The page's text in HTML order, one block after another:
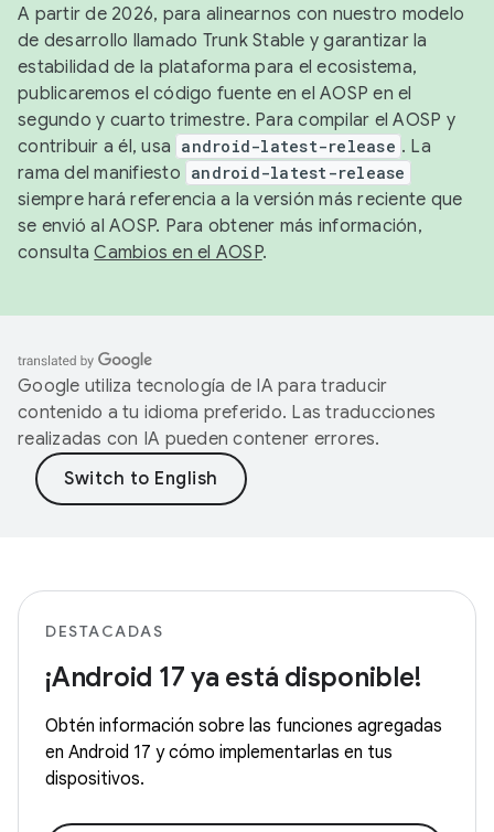
A partir de 2026, para alinearnos con nuestro modelo
de desarrollo llamado Trunk Stable y garantizar la
estabilidad de la plataforma para el ecosistema,
publicaremos el código fuente en el AOSP en el
segundo y cuarto trimestre. Para compilar el AOSP y
contribuir a él, usa android-latest-release . La
rama del manifiesto android-latest-release
siempre hará referencia a la versión más reciente que
se envió al AOSP. Para obtener más información,
consultaCambios en el AOSP.
Google utiliza tecnología de IA para traducir
contenido a tu idioma preferido. Las traducciones
realizadas con IA pueden contener errores.
DESTACADAS
¡Android 17 ya está disponible!
Obtén información sobre las funciones agregadas
en Android 17 y cómo implementarlas en tus
dispositivos.